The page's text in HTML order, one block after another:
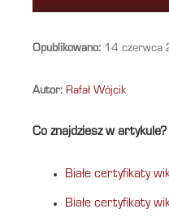
Opublikowano: 14 czerwca
Autor: Rafał Wójcik
Co znajdziesz w artykule?
Białe certyfikaty
Białe certyfikaty